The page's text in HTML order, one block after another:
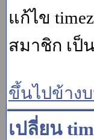
แก้ไข
สมาชิก เ
ขึ้นไปข้าง
เปลี่ยน